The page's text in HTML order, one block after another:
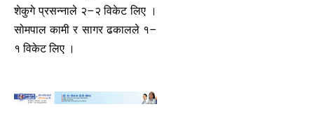
शेकुगे प्रसन्नाले २–२ विकेट लिए ।
सोमपाल कामी र सागर ढकालले १–
१ विकेट लिए ।